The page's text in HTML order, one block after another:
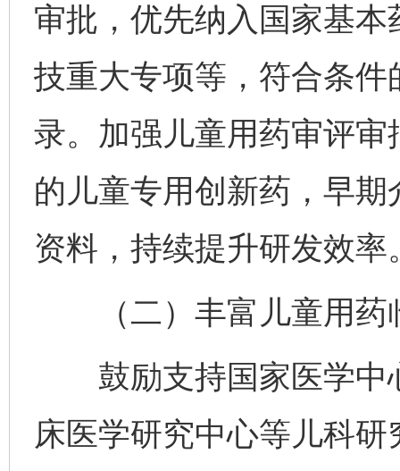
审批，优先纳入国家基
技重大专项等，符合条
录。加强儿童用药审评
的儿童专用创新药，早
资料，持续提升研发效率
（二）丰富儿童用药
鼓励支持国家医学中
床医学研究中心等儿科